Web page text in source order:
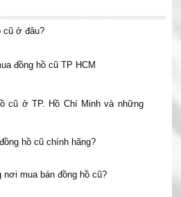
cũ ở đâu?
đồng hồ cũ TP HCM
cũ ở TP. Hồ Chí Minh và những
hồ cũ chính hãng?
mua bán đồng hồ cũ?